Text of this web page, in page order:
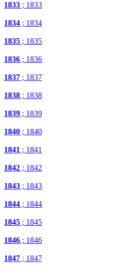
1833 ; 1833
1834 ; 1834
1835 ; 1835
1836 ; 1836
1837 ; 1837
1838 ; 1838
1839 ; 1839
1840 ; 1840
1841 ; 1841
1842 ; 1842
1843 ; 1843
1844 ; 1844
1845 ; 1845
1846 ; 1846
1847 ; 1847